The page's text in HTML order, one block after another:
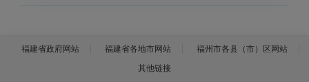
福建省政府网站 福建省各地市网站
福州市各县（市）区网站
其他链接